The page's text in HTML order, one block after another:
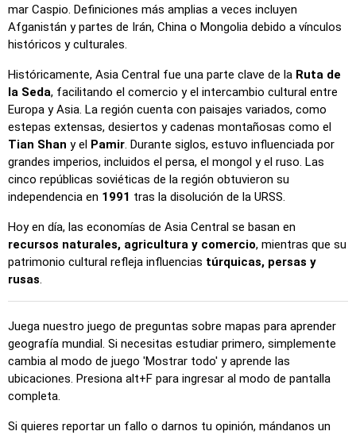
Haz clic en… (fácil): Similar a 'Haz clic en…', pero se
resaltan tres ubicaciones posibles para facilitar la
selección.
Haz clic en… : Haz clic exactamente en la ubicación
indicada.
Haz clic en… (difícil): Como 'Haz clic en…', pero las
ubicaciones vuelven a su color original después de ser
seleccionadas.
Haz clic en… (sin fronteras) : Como 'Haz clic en…', pero
sin bordes visibles, lo que lo hace más desafiante.
Haz clic en… (banderas)
: Como 'Haz clic en…', pero solo
se muestra una bandera, sin nombres.
Opción múltiple: Elige la opción correcta entre cuatro
haciendo clic o presionando las teclas 1–4.
Escribir al azar: Escribe los nombres de las ubicaciones en
cualquier orden; se resaltarán en el mapa a medida que
avances.
Escribir: Escribe el nombre de la ubicación resaltada.
Volar: Usa las teclas de flecha o WASD para moverte y
mar Caspio. Definiciones más amplias a veces incluyen
Afganistán y partes de Irán, China o Mongolia debido a vínculos
históricos y culturales.
Históricamente, Asia Central fue una parte clave de la Ruta de
la Seda, facilitando el comercio y el intercambio cultural entre
Europa y Asia. La región cuenta con paisajes variados, como
estepas extensas, desiertos y cadenas montañosas como el
Tian Shan y el Pamir. Durante siglos, estuvo influenciada por
grandes imperios, incluidos el persa, el mongol y el ruso. Las
cinco repúblicas soviéticas de la región obtuvieron su
independencia en 1991 tras la disolución de la URSS.
Hoy en día, las economías de Asia Central se basan en
recursos naturales, agricultura y comercio, mientras que su
patrimonio cultural refleja influencias túrquicas, persas y
rusas.
Juega nuestro juego de preguntas sobre mapas para aprender
geografía mundial. Si necesitas estudiar primero, simplemente
cambia al modo de juego 'Mostrar todo' y aprende las
ubicaciones. Presiona alt+F para ingresar al modo de pantalla
completa.
Si quieres reportar un fallo o darnos tu opinión, mándanos un